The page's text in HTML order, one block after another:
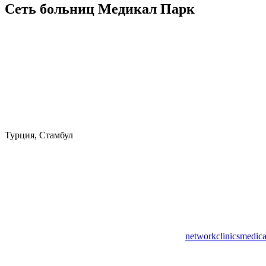
Сеть больниц Медикал Парк
Турция, Стамбул